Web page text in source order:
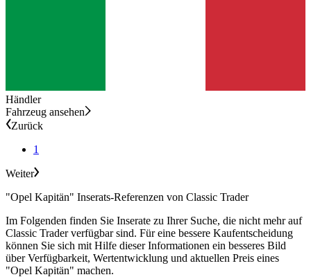
Händler
Fahrzeug ansehen
Zurück
1
Weiter
"Opel Kapitän" Inserats-Referenzen von Classic Trader
Im Folgenden finden Sie Inserate zu Ihrer Suche, die nicht mehr auf
Classic Trader verfügbar sind. Für eine bessere Kaufentscheidung
können Sie sich mit Hilfe dieser Informationen ein besseres Bild
über Verfügbarkeit, Wertentwicklung und aktuellen Preis eines
"Opel Kapitän" machen.